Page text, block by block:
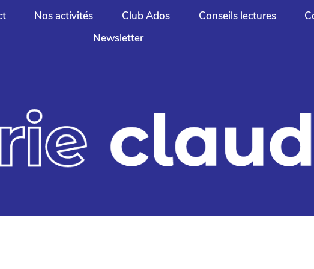
Nos activités Club Ados Conseils lectures
Newsletter